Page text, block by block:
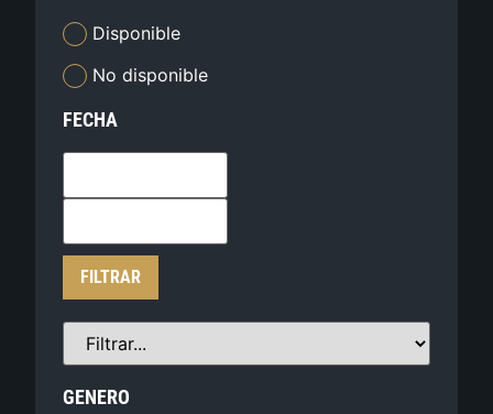
Disponible
No disponible
FECHA
FILTRAR
GENERO